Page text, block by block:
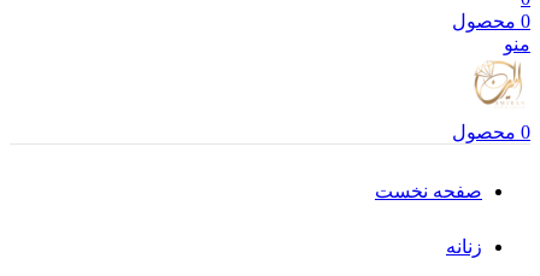
0 محصول
منو
0 محصول
صفحه نخست
زنانه